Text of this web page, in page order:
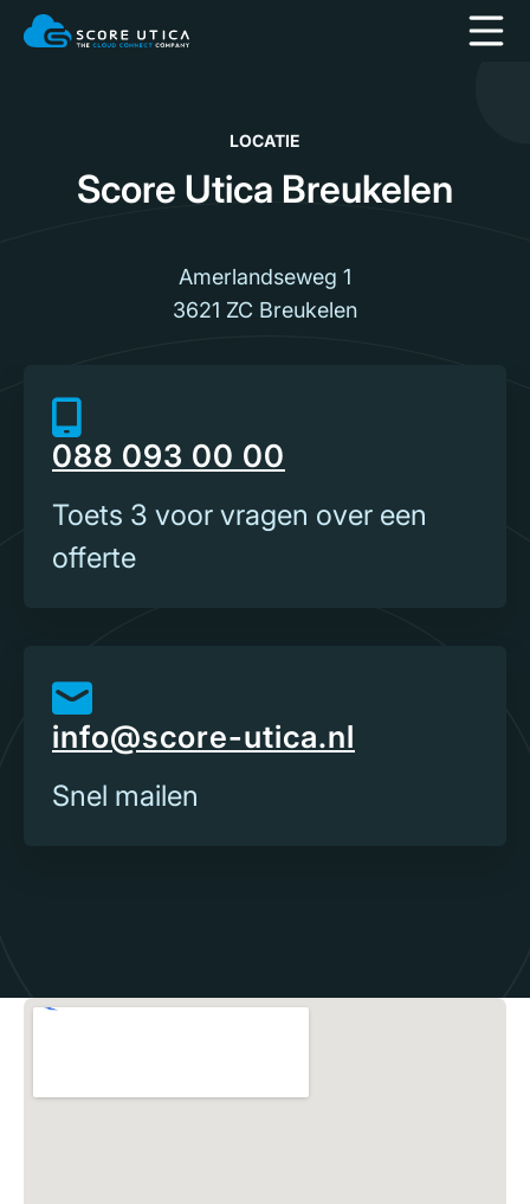
LOCATIE
Score Utica Breukelen
Amerlandseweg 1
3621 ZC Breukelen
088 093 00 00
Toets 3 voor vragen over een
offerte
info@score-utica.nl
Snel mailen